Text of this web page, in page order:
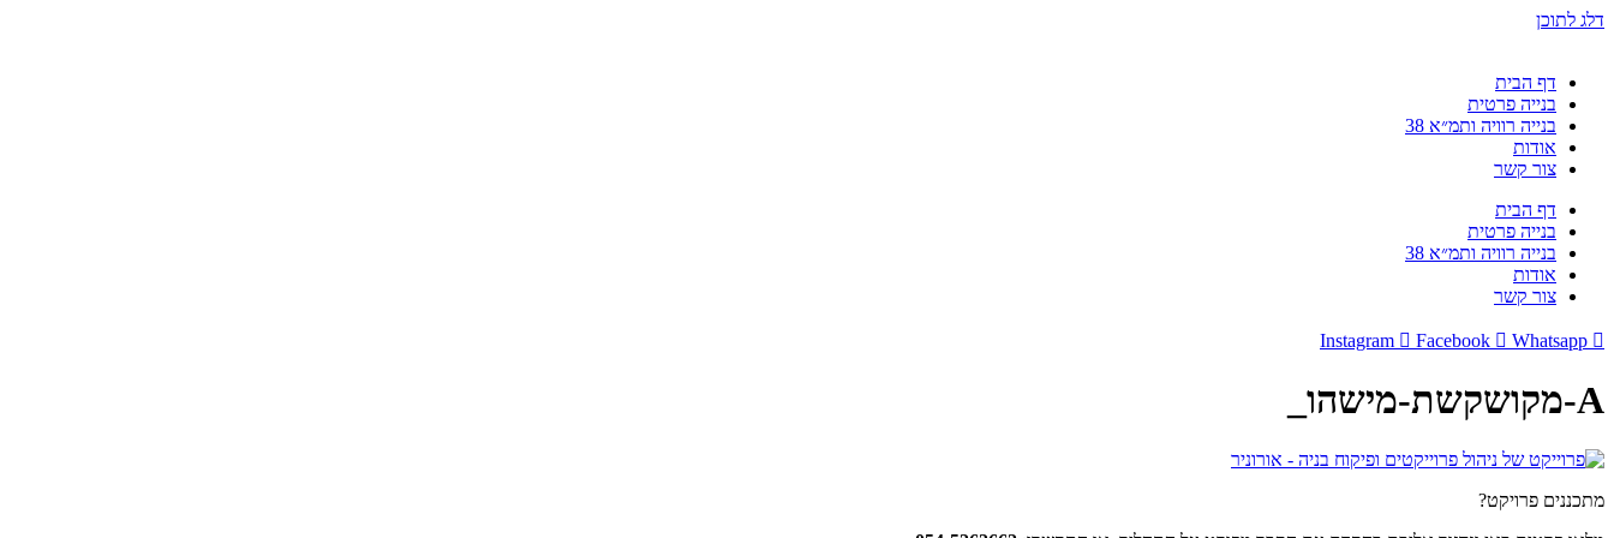
דלג לתוכן
דף הבית
בנייה פרטית
בנייה רוויה ותמ״א 38
אודות
צור קשר
דף הבית
בנייה פרטית
בנייה רוויה ותמ״א 38
אודות
צור קשר
Instagram Facebook Whatsapp
A-מקושקשת-מישהו_
מתכננים פרויקט?